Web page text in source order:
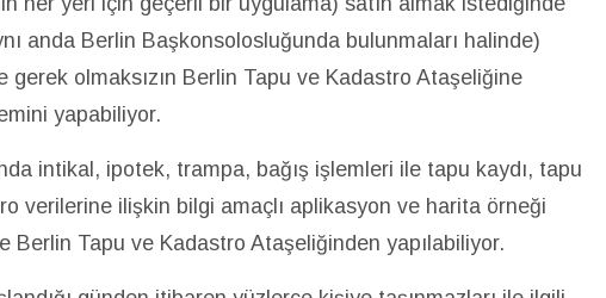
anda Berlin Başkonsolosluğunda bulunmaları halinde)
gerek olmaksızın Berlin Tapu ve Kadastro Ataşeliğine
yapabiliyor.
intikal, ipotek, trampa, bağış işlemleri ile tapu kaydı, tapu
verilerine ilişkin bilgi amaçlı aplikasyon ve harita örneği
Berlin Tapu ve Kadastro Ataşeliğinden yapılabiliyor.